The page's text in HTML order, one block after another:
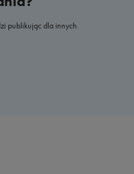
publikując dla innych.